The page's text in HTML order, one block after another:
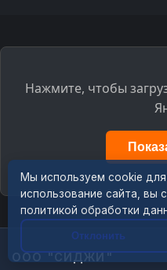
Мы используем cookie
использование сайта, вы
политикой обработки
Отклонить
Нажмите, чтобы
ООО "СИДЖИ"